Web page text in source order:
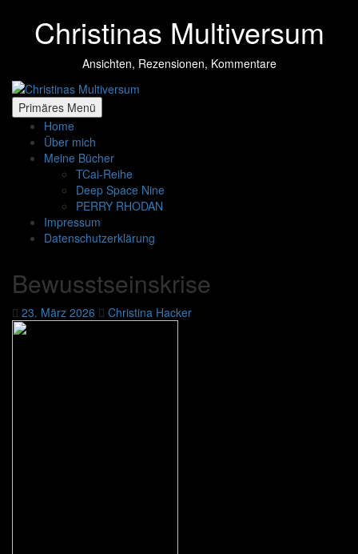
springenChristinas Multiversum
Ansichten, Rezensionen, Kommentare
Primäres Menü
Home
Über mich
Meine Bücher
TCai-Reihe
Deep Space Nine
PERRY RHODAN
Impressum
Datenschutzerklärung
Bewusstseinskrise
23. März 2026 Christina Hacker